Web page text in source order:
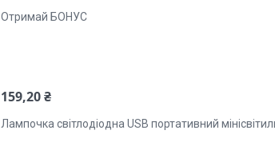
Отримай БОНУС
159,20 ₴
Лампочка світлодіодна USB портативний